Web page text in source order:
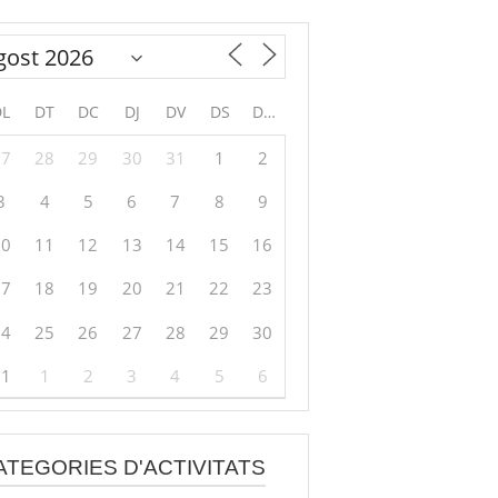
DT DC DJ DV DS DG
28 29 30 31 1
2
4 5 6 7 8
9
11 12 13 14 15
16
18 19 20 21 22
23
25 26 27 28 29
30
1 2 3 4 5 6
D'ACTIVITATS